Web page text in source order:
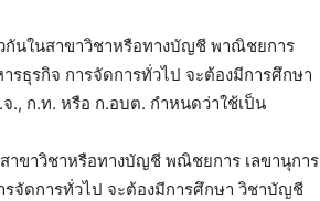
กันในสาขาวิชาหรือทางบัญชี พาณิชยการ
รธุรกิจ การจัดการทั่วไป จะต้องมีการศึกษา
., ก.ท. หรือ ก.อบต. กำหนดว่าใช้เป็น
าขาวิชาหรือทางบัญชี พณิชยการ เลขานุการ
รจัดการทั่วไป จะต้องมีการศึกษา วิชาบัญชี